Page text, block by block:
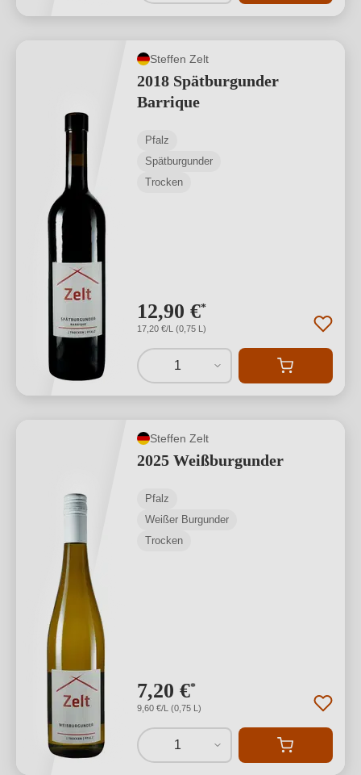
Steffen Zelt
2018 Spätburgunder
Barrique
Pfalz
Spätburgunder
Trocken
12,90 €*
17,20 €/L (0,75 L)
1
Steffen Zelt
2025 Weißburgunder
Pfalz
Weißer Burgunder
Trocken
7,20 €*
9,60 €/L (0,75 L)
1